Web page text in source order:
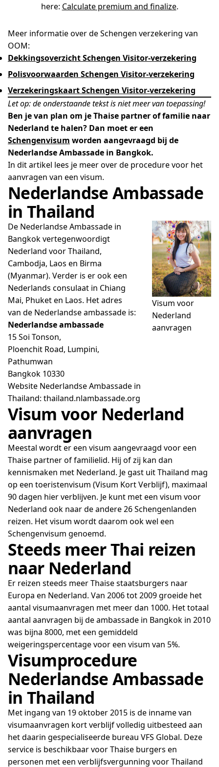
here: Calculate premium and finalize.
Meer informatie over de Schengen verzekering van
OOM:
Dekkingsoverzicht Schengen Visitor-verzekering
Polisvoorwaarden Schengen Visitor-verzekering
Verzekeringskaart Schengen Visitor-verzekering
Let op: de onderstaande tekst is niet meer van toepassing!
Ben je van plan om je Thaise partner of familie naar
Nederland te halen? Dan moet er een
Schengenvisum worden aangevraagd bij de
Nederlandse Ambassade in Bangkok.
In dit artikel lees je meer over de procedure voor het
aanvragen van een visum.
Nederlandse Ambassade
in Thailand
Visum voor
Nederland
aanvragen
De Nederlandse Ambassade in
Bangkok vertegenwoordigt
Nederland voor Thailand,
Cambodja, Laos en Birma
(Myanmar). Verder is er ook een
Nederlands consulaat in Chiang
Mai, Phuket en Laos. Het adres
van de Nederlandse ambassade is:
Nederlandse ambassade
15 Soi Tonson,
Ploenchit Road, Lumpini,
Pathumwan
Bangkok 10330
Website Nederlandse Ambassade in
Thailand: thailand.nlambassade.org
Visum voor Nederland
aanvragen
Meestal wordt er een visum aangevraagd voor een
Thaise partner of familielid. Hij of zij kan dan
kennismaken met Nederland. Je gast uit Thailand mag
op een toeristenvisum (Visum Kort Verblijf), maximaal
90 dagen hier verblijven. Je kunt met een visum voor
Nederland ook naar de andere 26 Schengenlanden
reizen. Het visum wordt daarom ook wel een
Schengenvisum genoemd.
Steeds meer Thai reizen
naar Nederland
Er reizen steeds meer Thaise staatsburgers naar
Europa en Nederland. Van 2006 tot 2009 groeide het
aantal visumaanvragen met meer dan 1000. Het totaal
aantal aanvragen bij de ambassade in Bangkok in 2010
was bijna 8000, met een gemiddeld
weigeringspercentage voor een visum van 5%.
Visumprocedure
Nederlandse Ambassade
in Thailand
Met ingang van 19 oktober 2015 is de inname van
visumaanvragen kort verblijf volledig uitbesteed aan
het daarin gespecialiseerde bureau VFS Global. Deze
service is beschikbaar voor Thaise burgers en
personen met een verblijfsvergunning voor Thailand